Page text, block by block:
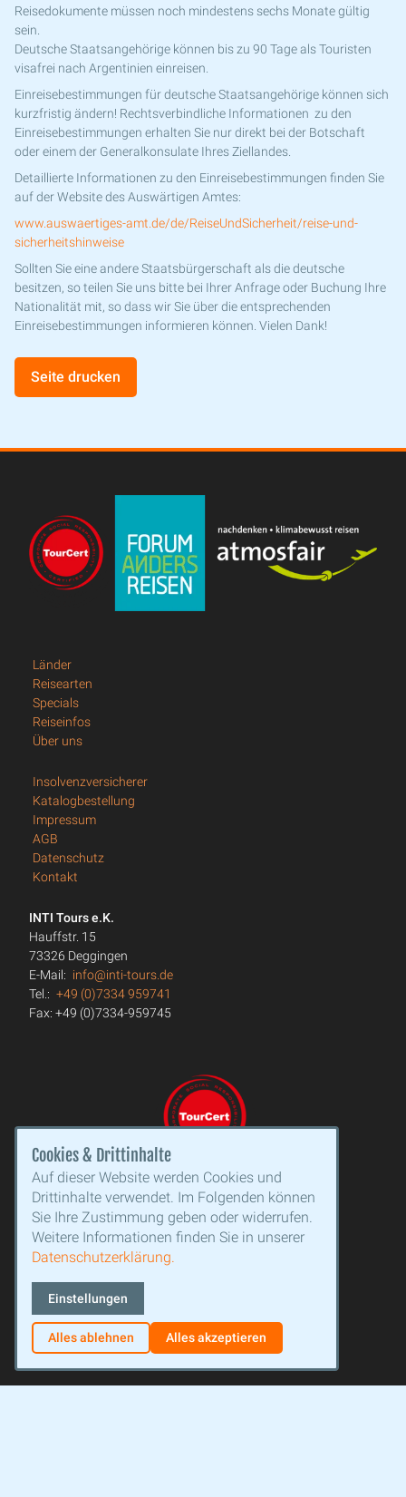
Reisedokumente müssen noch mindestens sechs Monate gültig
sein.
Deutsche Staatsangehörige können bis zu 90 Tage als Touristen
visafrei nach Argentinien einreisen.
Einreisebestimmungen für deutsche Staatsangehörige können sich
kurzfristig ändern! Rechtsverbindliche Informationen zu den
Einreisebestimmungen erhalten Sie nur direkt bei der Botschaft
oder einem der Generalkonsulate Ihres Ziellandes.
Detaillierte Informationen zu den Einreisebestimmungen finden Sie
auf der Website des Auswärtigen Amtes:
www.auswaertiges-amt.de/de/ReiseUndSicherheit/reise-und-
sicherheitshinweise
Sollten Sie eine andere Staatsbürgerschaft als die deutsche
besitzen, so teilen Sie uns bitte bei Ihrer Anfrage oder Buchung Ihre
Nationalität mit, so dass wir Sie über die entsprechenden
Einreisebestimmungen informieren können. Vielen Dank!
Seite drucken
Länder
Reisearten
Specials
Reiseinfos
Über uns
Insolvenzversicherer
Katalogbestellung
Impressum
AGB
Datenschutz
Kontakt
INTI Tours e.K.
Hauffstr. 15
73326 Deggingen
E-Mail: info@inti-tours.de
Tel.: +49 (0)7334 959741
Fax: +49 (0)7334-959745
Cookies & Drittinhalte
Auf dieser Website werden Cookies und
Drittinhalte verwendet. Im Folgenden können
Sie Ihre Zustimmung geben oder widerrufen.
Weitere Informationen finden Sie in unserer
Datenschutzerklärung.
Einstellungen
Alles ablehnen Alles akzeptieren